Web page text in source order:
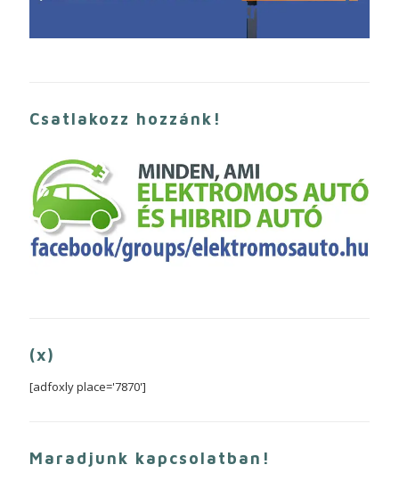
Csatlakozz hozzánk!
(x)
[adfoxly place='7870']
Maradjunk kapcsolatban!